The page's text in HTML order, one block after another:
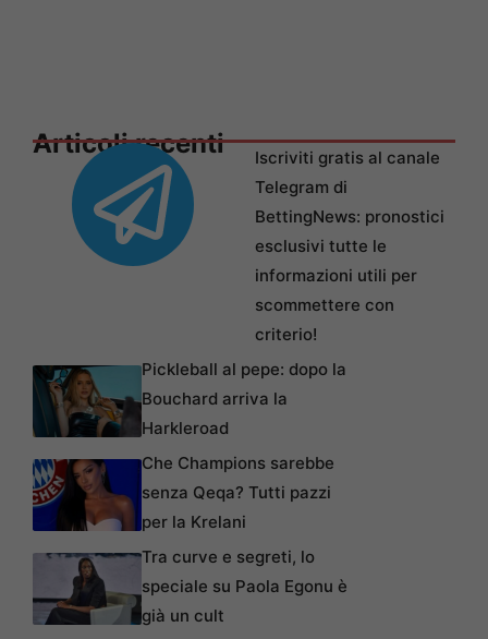
Articoli recenti
Iscriviti gratis al canale
Telegram di
BettingNews: pronostici
esclusivi tutte le
informazioni utili per
scommettere con
criterio!
Pickleball al pepe: dopo la
Bouchard arriva la
Harkleroad
Che Champions sarebbe
senza Qeqa? Tutti pazzi
per la Krelani
Tra curve e segreti, lo
speciale su Paola Egonu è
già un cult